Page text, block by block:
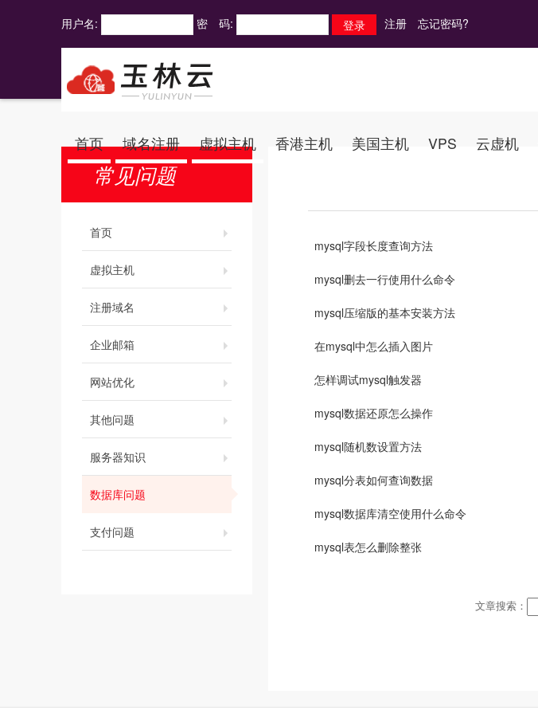
用户名: 密 码: 注册 忘记密码?
首页 域名注册 虚拟主机 香港主机 美国主机 VPS 云虚机
常见问题
首页
虚拟主机
注册域名
企业邮箱
网站优化
其他问题
服务器知识
数据库问题
支付问题
mysql字段长度查询方法
mysql删去一行使用什么命令
mysql压缩版的基本安装方法
在mysql中怎么插入图片
怎样调试mysql触发器
mysql数据还原怎么操作
mysql随机数设置方法
mysql分表如何查询数据
mysql数据库清空使用什么命令
mysql表怎么删除整张
文章搜索：